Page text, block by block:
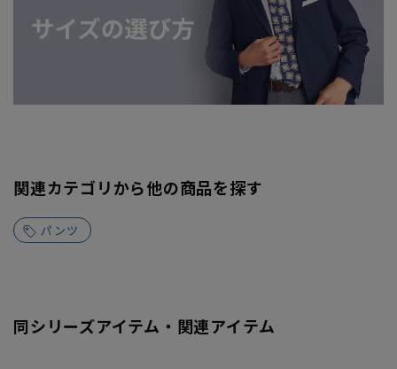
関連カテゴリから他の商品を探す
パンツ
同シリーズアイテム・関連アイテム